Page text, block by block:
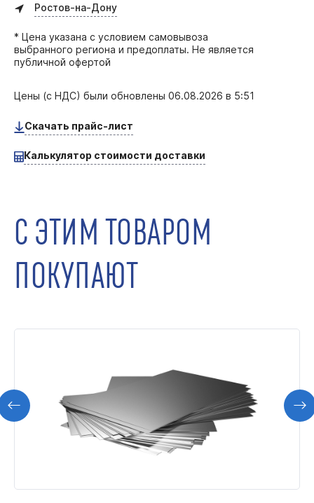
Ростов-на-Дону
* Цена указана с условием самовывоза
выбранного региона и предоплаты. Не является
публичной офертой
Цены (с НДС) были обновлены 06.08.2026 в 5:51
Скачать прайс-лист
Калькулятор стоимости доставки
С ЭТИМ ТОВАРОМ
ПОКУПАЮТ